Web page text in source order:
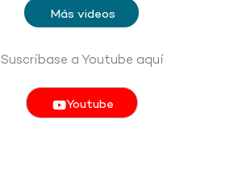
Más videos
Suscríbase a Youtube aquí
Youtube